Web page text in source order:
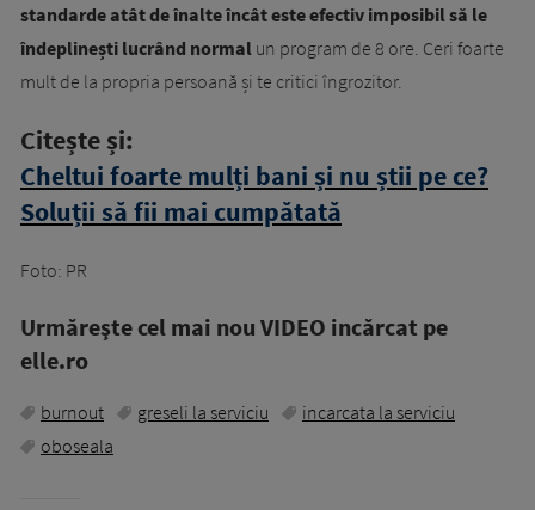
standarde atât de înalte încât este efectiv imposibil să le
îndeplinești lucrând normal un program de 8 ore. Ceri foarte
mult de la propria persoană și te critici îngrozitor.
Citește și:
Cheltui foarte mulți bani și nu știi pe ce?
Soluții să fii mai cumpătată
Foto: PR
Urmăreşte cel mai nou VIDEO incărcat pe
elle.ro
burnout greseli la serviciu
incarcata la serviciu
oboseala